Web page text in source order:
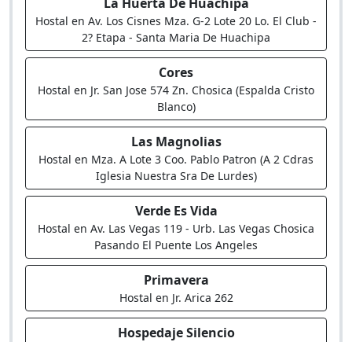
Hostal en Av. Los Cisnes Mza. G-2 Lote 20 Lo. El Club -
2? Etapa - Santa Maria De Huachipa
Cores
Hostal en Jr. San Jose 574 Zn. Chosica (Espalda Cristo
Blanco)
Las Magnolias
Hostal en Mza. A Lote 3 Coo. Pablo Patron (A 2 Cdras
Iglesia Nuestra Sra De Lurdes)
Verde Es Vida
Hostal en Av. Las Vegas 119 - Urb. Las Vegas Chosica
Pasando El Puente Los Angeles
Primavera
Hostal en Jr. Arica 262
Hospedaje Silencio